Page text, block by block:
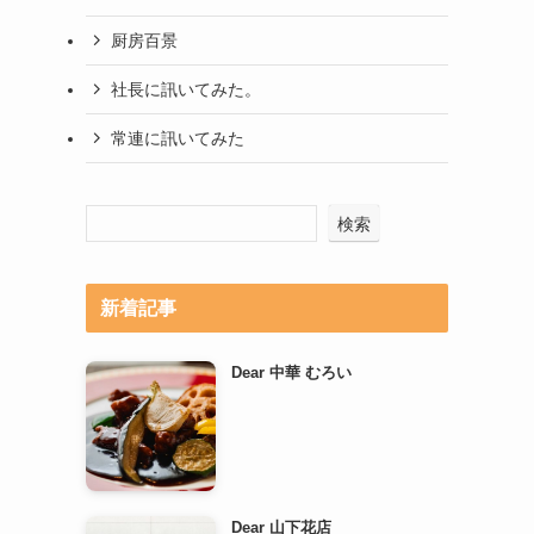
厨房百景
社長に訊いてみた。
常連に訊いてみた
検索
新着記事
Dear 中華 むろい
Dear 山下花店